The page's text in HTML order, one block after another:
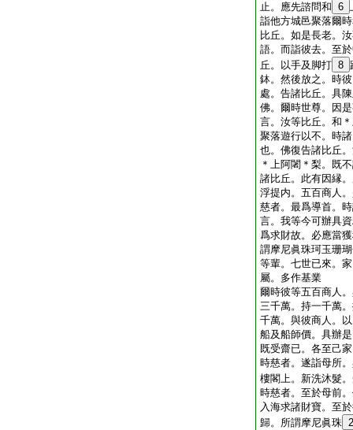
止。應先諮問和 6
詣他方城邑聚落爾
比丘。如是長老。
語。而詣彼去。至
丘。以手及脚打 8
鉢。然後放之。時
處。告諸比丘。具
佛。爾時世尊。因
言。汝等比丘。和
聚落遊行以不。時
也。佛復告諸比丘
＊上阿闍＊梨。既
諸比丘。此有因縁
浮提内。五百商人
慈者。最爲導首。
言。我等今可辦具
爲求財故。必應當
謂摩尼眞珠珂玉珊
等輩。七世已來。
屬。多作基業
爾時彼等五百商人
三千萬。持一千萬
千萬。與彼商人。
船及船師價。具辦
既受齋已。各至己
時慈者。遂詣母所
樓閣上。新洗沐髮
時慈者。至於母前
入海求諸財寶。至
歸。所謂摩尼眞珠 2